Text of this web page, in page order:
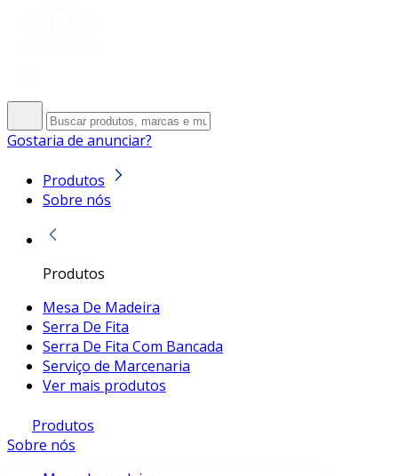
Gostaria de anunciar?
Produtos
Sobre nós
Produtos
Mesa De Madeira
Serra De Fita
Serra De Fita Com Bancada
Serviço de Marcenaria
Ver mais produtos
Produtos
Sobre nós